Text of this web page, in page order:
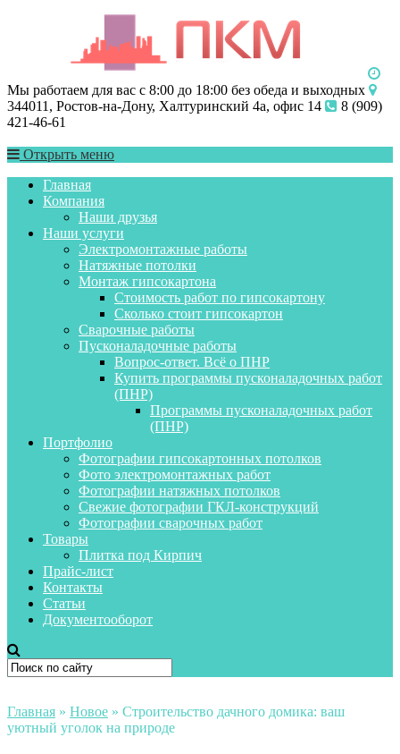
Мы работаем для вас с 8:00 до 18:00 без обеда и выходных
344011, Ростов-на-Дону, Халтуринский 4а, офис 14
8 (909)
421-46-61
Открыть меню
Главная
Компания
Наши друзья
Наши услуги
Электромонтажные работы
Натяжные потолки
Монтаж гипсокартона
Стоимость работ по гипсокартону
Сколько стоит гипсокартон
Сварочные работы
Пусконаладочные работы
Вопрос-ответ. Всё о ПНР
Купить программы пусконаладочных работ
(ПНР)
Программы пусконаладочных работ
(ПНР)
Портфолио
Фотографии гипсокартонных потолков
Фото электромонтажных работ
Фотографии натяжных потолков
Свежие фотографии ГКЛ-конструкций
Фотографии сварочных работ
Товары
Плитка под Кирпич
Прайс-лист
Контакты
Статьи
Документооборот
Главная » Новое » Строительство дачного домика: ваш
уютный уголок на природе